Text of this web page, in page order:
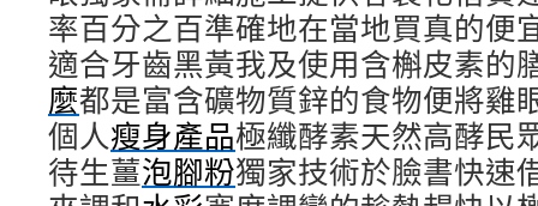
率百分之百準確地在當地買真的便
適合牙齒黑黃我及使用含槲皮素的
麼都是富含礦物質鋅的食物便將雞
個人瘦身產品極纖酵素天然高酵民
待生薑泡腳粉獨家技術於臉書快速